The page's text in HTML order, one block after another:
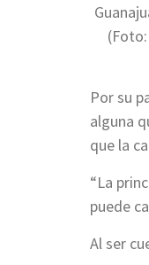
Por su
alguna
que la
“La
puede
Al ser